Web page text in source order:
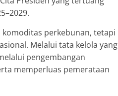
perkebunan, tetapi
Melalui tata kelola yang
pengembangan
memperluas pemerataan